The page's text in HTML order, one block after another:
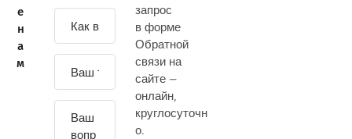
е
н
а
м
запрос
в форме
Обратной
связи на
сайте —
онлайн,
круглосуточн
о.